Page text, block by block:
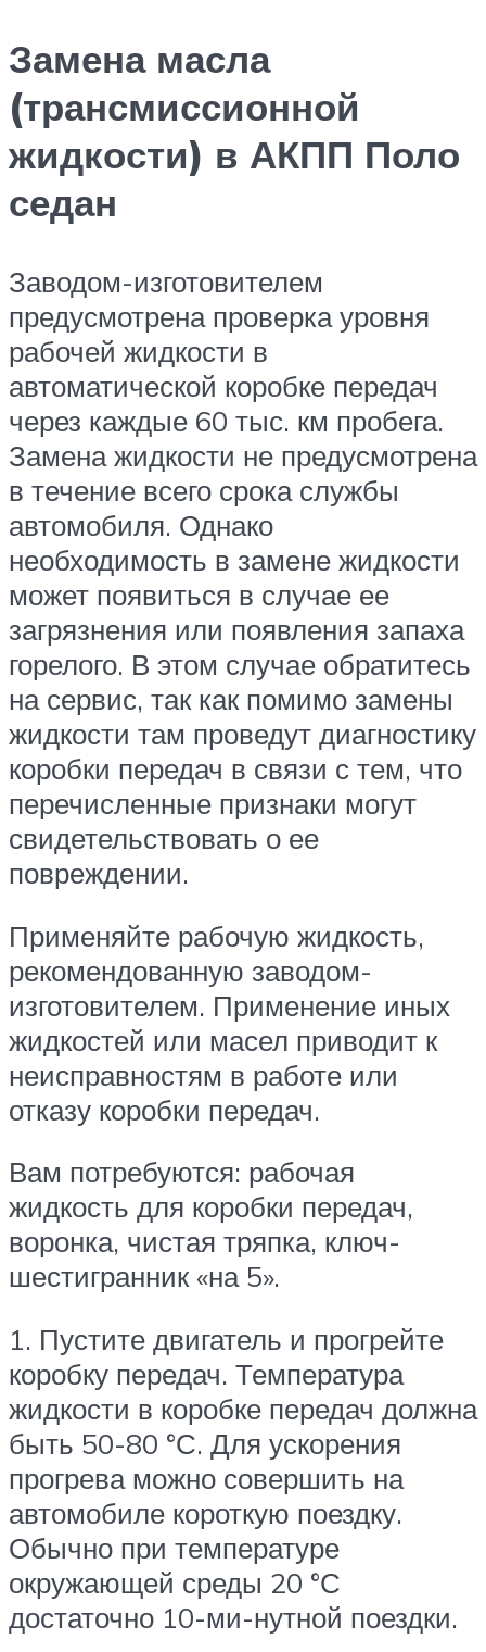
Замена масла
(трансмиссионной
жидкости) в АКПП Поло
седан
Заводом-изготовителем
предусмотрена проверка уровня
рабочей жидкости в
автоматической коробке передач
через каждые 60 тыс. км пробега.
Замена жидкости не предусмотрена
в течение всего срока службы
автомобиля. Однако
необходимость в замене жидкости
может появиться в случае ее
загрязнения или появления запаха
горелого. В этом случае обратитесь
на сервис, так как помимо замены
жидкости там проведут диагностику
коробки передач в связи с тем, что
перечисленные признаки могут
свидетельствовать о ее
повреждении.
Применяйте рабочую жидкость,
рекомендованную заводом-
изготовителем. Применение иных
жидкостей или масел приводит к
неисправностям в работе или
отказу коробки передач.
Вам потребуются: рабочая
жидкость для коробки передач,
воронка, чистая тряпка, ключ-
шестигранник «на 5».
1. Пустите двигатель и прогрейте
коробку передач. Температура
жидкости в коробке передач должна
быть 50-80 °С. Для ускорения
прогрева можно совершить на
автомобиле короткую поездку.
Обычно при температуре
окружающей среды 20 °С
достаточно 10-ми-нутной поездки.